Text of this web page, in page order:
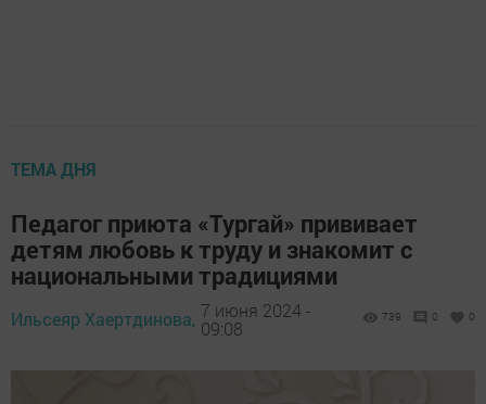
ТЕМА ДНЯ
Педагог приюта «Тургай» прививает
детям любовь к труду и знакомит с
национальными традициями
Ильсеяр Хаертдинова, 7 июня 2024 -
09:08
739 0 0